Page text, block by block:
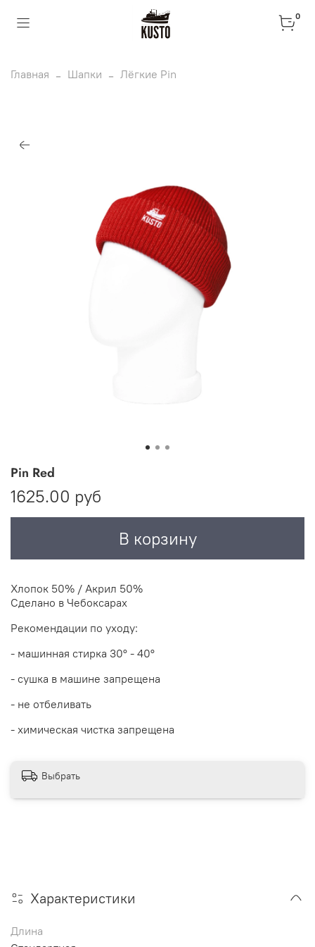
0
Главная Шапки Лёгкие Pin
Pin Red
1625.00 руб
В корзину
Хлопок 50% / Акрил 50%
Сделано в Чебоксарах
Рекомендации по уходу:
- машинная стирка 30° - 40°
- сушка в машине запрещена
- не отбеливать
- химическая чистка запрещена
Выбрать
Характеристики
Длина